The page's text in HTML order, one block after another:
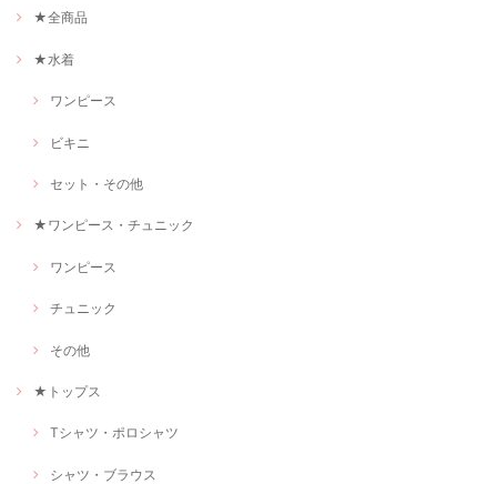
★全商品
★水着
ワンピース
ビキニ
セット・その他
★ワンピース・チュニック
ワンピース
チュニック
その他
★トップス
Tシャツ・ポロシャツ
シャツ・ブラウス